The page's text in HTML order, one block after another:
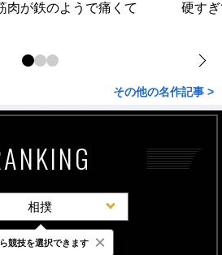
肉が鉄のようで痛くて
硬す
その他の名作記事 >
相撲
24時間 週間
競技を選択できます ×